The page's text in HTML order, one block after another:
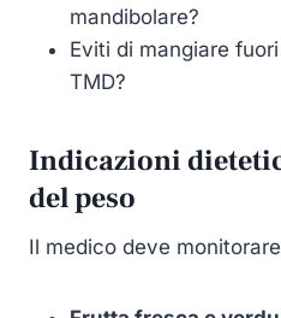
mandibolare?
Eviti di mangiare
TMD?
Indicazioni
del peso
Il medico deve